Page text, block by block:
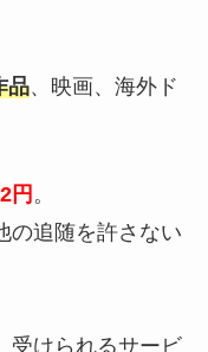
品、映画、海外ド
円 。
の追随を許さない
受けられるサービ